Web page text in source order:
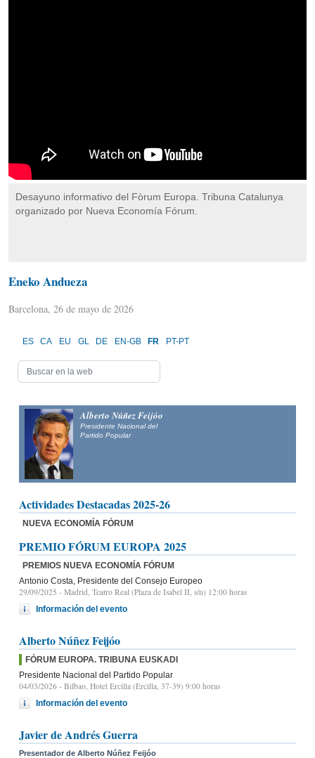
Desayuno informativo del Fòrum Europa. Tribuna Catalunya
organizado por Nueva Economía Fórum.
Eneko Andueza
Barcelona, 26 de mayo de 2026
ES CA EU GL DE EN-GB FR PT-PT
Alberto Núñez Feijóo
Presidente Nacional del
Partido Popular
Actividades Destacadas 2025-26
NUEVA ECONOMÍA FÓRUM
PREMIO FÓRUM EUROPA 2025
PREMIOS NUEVA ECONOMÍA FÓRUM
Antonio Costa, Presidente del Consejo Europeo
29/09/2025 - Madrid, Teatro Real (Plaza de Isabel II, s/n) 12:00 horas
Información del evento
Alberto Núñez Feijóo
FÓRUM EUROPA. TRIBUNA EUSKADI
Presidente Nacional del Partido Popular
04/03/2026 - Bilbao, Hotel Ercilla (Ercilla, 37-39) 9:00 horas
Información del evento
Javier de Andrés Guerra
Presentador de Alberto Núñez Feijóo